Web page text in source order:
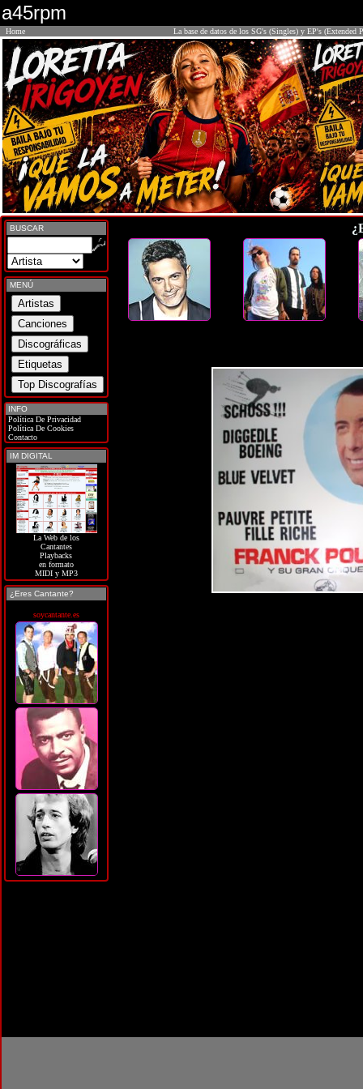
a45rpm
Home La base de datos de los SG's (Singles) y EP's (Extended
BUSCAR
MENÚ
INFO
Política De Privacidad
Política De Cookies
Contacto
IM DIGITAL
La Web de los
Cantantes
Playbacks
en formato
MIDI y MP3
¿Eres Cantante?
soycantante.es